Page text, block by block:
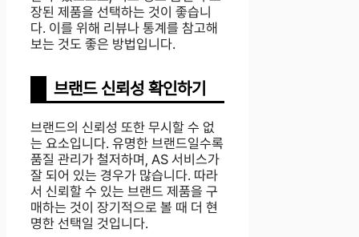
장된 제품을 선택하는 것이 좋습니
다. 이를 위해 리뷰나 통계를 참고해
보는 것도 좋은 방법입니다.
브랜드 신뢰성 확인하기
브랜드의 신뢰성 또한 무시할 수 없
는 요소입니다. 유명한 브랜드일수록
품질 관리가 철저하며, AS 서비스가
잘 되어 있는 경우가 많습니다. 따라
서 신뢰할 수 있는 브랜드 제품을 구
매하는 것이 장기적으로 볼 때 더 현
명한 선택일 것입니다.